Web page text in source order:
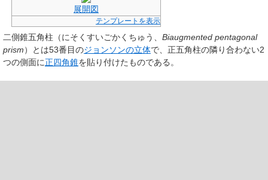
展開図
テンプレートを表示
二側錐五角柱 （にそくすいごかくちゅう、 Biaugmented pentagonal
prism）とは53番目のジョンソンの立体で、正五角柱の隣り合わない2
つの側面に正四角錐を貼り付けたものである。